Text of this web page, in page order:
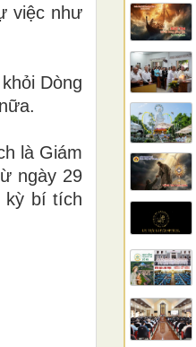
việc như
Dòng
ữa.
là Giám
ừ ngày 29
kỳ bí tích